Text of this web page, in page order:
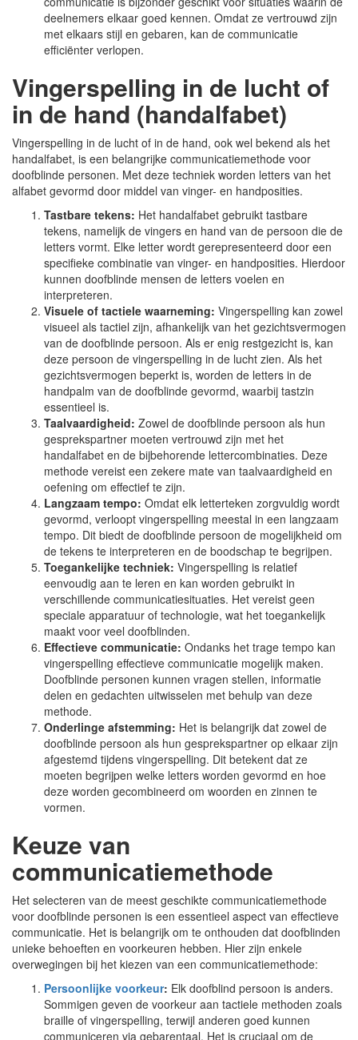
deelnemers elkaar goed kennen. Omdat ze vertrouwd zijn
met elkaars stijl en gebaren, kan de communicatie
efficiënter verlopen.
Vingerspelling in de lucht of
in de hand (handalfabet)
Vingerspelling in de lucht of in de hand, ook wel bekend als het
handalfabet, is een belangrijke communicatiemethode voor
doofblinde personen. Met deze techniek worden letters van het
alfabet gevormd door middel van vinger- en handposities.
Tastbare tekens: Het handalfabet gebruikt tastbare
tekens, namelijk de vingers en hand van de persoon die de
letters vormt. Elke letter wordt gerepresenteerd door een
specifieke combinatie van vinger- en handposities. Hierdoor
kunnen doofblinde mensen de letters voelen en
interpreteren.
Visuele of tactiele waarneming: Vingerspelling kan zowel
visueel als tactiel zijn, afhankelijk van het gezichtsvermogen
van de doofblinde persoon. Als er enig restgezicht is, kan
deze persoon de vingerspelling in de lucht zien. Als het
gezichtsvermogen beperkt is, worden de letters in de
handpalm van de doofblinde gevormd, waarbij tastzin
essentieel is.
Taalvaardigheid: Zowel de doofblinde persoon als hun
gesprekspartner moeten vertrouwd zijn met het
handalfabet en de bijbehorende lettercombinaties. Deze
methode vereist een zekere mate van taalvaardigheid en
oefening om effectief te zijn.
Langzaam tempo: Omdat elk letterteken zorgvuldig wordt
gevormd, verloopt vingerspelling meestal in een langzaam
tempo. Dit biedt de doofblinde persoon de mogelijkheid om
de tekens te interpreteren en de boodschap te begrijpen.
Toegankelijke techniek: Vingerspelling is relatief
eenvoudig aan te leren en kan worden gebruikt in
verschillende communicatiesituaties. Het vereist geen
speciale apparatuur of technologie, wat het toegankelijk
maakt voor veel doofblinden.
Effectieve communicatie: Ondanks het trage tempo kan
vingerspelling effectieve communicatie mogelijk maken.
Doofblinde personen kunnen vragen stellen, informatie
delen en gedachten uitwisselen met behulp van deze
methode.
Onderlinge afstemming: Het is belangrijk dat zowel de
doofblinde persoon als hun gesprekspartner op elkaar zijn
afgestemd tijdens vingerspelling. Dit betekent dat ze
moeten begrijpen welke letters worden gevormd en hoe
deze worden gecombineerd om woorden en zinnen te
vormen.
Keuze van
communicatiemethode
Het selecteren van de meest geschikte communicatiemethode
voor doofblinde personen is een essentieel aspect van effectieve
communicatie. Het is belangrijk om te onthouden dat doofblinden
unieke behoeften en voorkeuren hebben. Hier zijn enkele
overwegingen bij het kiezen van een communicatiemethode:
Persoonlijke voorkeur: Elk doofblind persoon is anders.
Sommigen geven de voorkeur aan tactiele methoden zoals
braille of vingerspelling, terwijl anderen goed kunnen
communiceren via gebarentaal. Het is cruciaal om de